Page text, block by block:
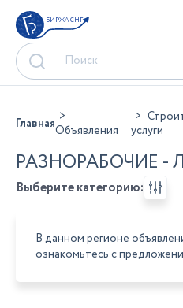
БИРЖА СНГ
ГлавнаяОбъявления
услуги
РАЗНОРАБОЧИЕ -
Выберите категорию:
В данном регионе
ознакомьтесь с